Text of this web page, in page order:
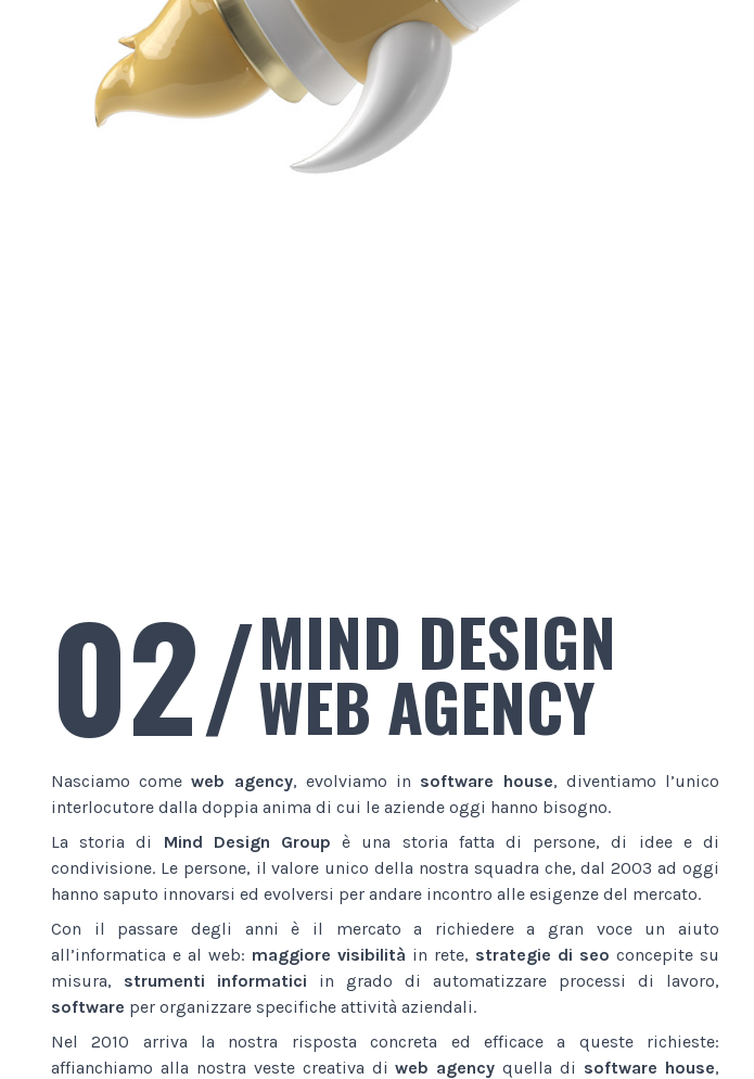
02/MIND DESIGN
WEB AGENCY
Nasciamo comeweb agency, evolviamo in software house, diventiamo l’unico
interlocutore dalla doppia anima di cui le aziende oggi hanno bisogno.
La storia di Mind Design Group è una storia fatta di persone, di idee e di
condivisione. Le persone, il valore unico della nostra squadra che, dal 2003 ad oggi
hanno saputo innovarsi ed evolversi per andare incontro alle esigenze del mercato.
Con il passare degli anni è il mercato a richiedere a gran voce un aiuto
all’informatica e al web: maggiore visibilità in rete, strategie di seo concepite su
misura, strumenti informatici in grado di automatizzare processi di lavoro,
software per organizzare specifiche attività aziendali.
Nel 2010 arriva la nostra risposta concreta ed efficace a queste richieste:
affianchiamo alla nostra veste creativa diweb agency quella di software house,